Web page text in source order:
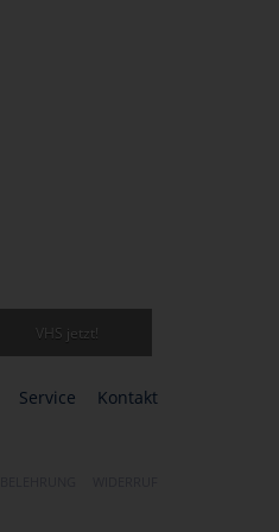
VHS jetzt!
Service Kontakt